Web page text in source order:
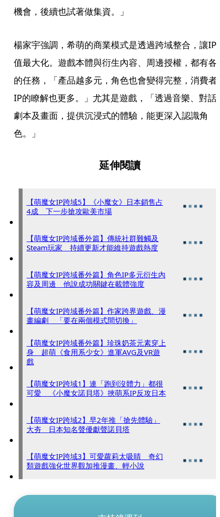
機會，後續也試著做集資。」
楊家宇強調，希萌的商業模式是透過跨域整合，讓IP
值最大化。遊戲本體與衍生內容、周邊授權，都有各
的任務，「產品越多元，角色也會變得完整，消費者
IP的瞭解也更多。」尤其是遊戲，「透過音樂、對話
劇本及畫面，提供沉浸式的體驗，能更深入認識角
色。」
延伸閱讀
【萌魔女IP跨域5】《小魔女》日本銷售占
4成 下一步搶攻歐美市場
【萌魔女IP跨域番外篇】傳統社群難觸及
Steam玩家 持續更新才能維持遊戲熱度
【萌魔女IP跨域番外篇】角色IP多元衍生內
容及周邊 他說成功關鍵在載體強度
【萌魔女IP跨域番外篇】作家跨界遊戲、漫
畫編劇 「要在兩個模式間切換」
【萌魔女IP跨域番外篇】珍珠奶茶元素穿上
身 超萌《食用系少女》進軍AVG及VR遊
戲
【萌魔女IP跨域1】連「跑到沒體力」都很
可愛 《小魔女諾貝塔》挾萌系IP反攻日本
【萌魔女IP跨域2】早2年推「搶先體驗」
大夯 日本知名聲優獻聲諾貝塔
【萌魔女IP跨域3】可愛蘿莉太吸睛 奇幻
類遊戲強化世界觀加推漫畫、輕小說